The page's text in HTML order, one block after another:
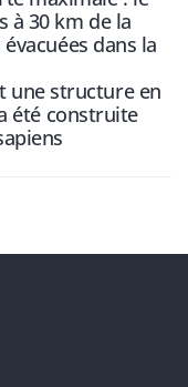
à 30 km de la
dans la
une structure en
été construite